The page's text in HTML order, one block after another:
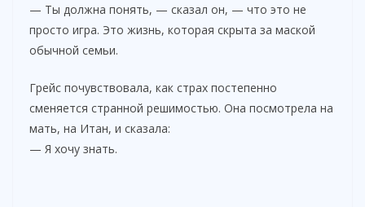
— Ты должна понять, — сказал он, — что это не
просто игра. Это жизнь, которая скрыта за маской
обычной семьи.
Грейс почувствовала, как страх постепенно
сменяется странной решимостью. Она посмотрела на
мать, на Итан, и сказала:
— Я хочу знать.